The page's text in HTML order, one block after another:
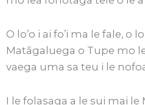
O lo’o i ai fo’i ma le fale, o
Matāgaluega o Tupe mo
vaega uma sa teu i le
I le folasaga a le sui mai